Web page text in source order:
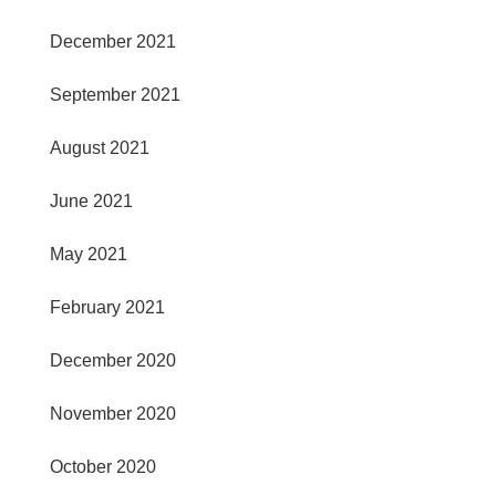
December 2021
September 2021
August 2021
June 2021
May 2021
February 2021
December 2020
November 2020
October 2020